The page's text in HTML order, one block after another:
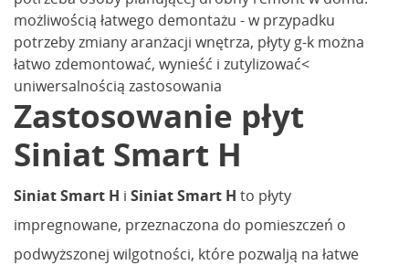
możliwością łatwego demontażu - w przypadku
potrzeby zmiany aranżacji wnętrza, płyty g-k można
łatwo zdemontować, wynieść i zutylizować<
uniwersalnością zastosowania
Zastosowanie płyt
Siniat Smart H
Siniat Smart H i Siniat Smart H to płyty
impregnowane, przeznaczona do pomieszczeń o
podwyższonej wilgotności, które pozwalją na łatwe